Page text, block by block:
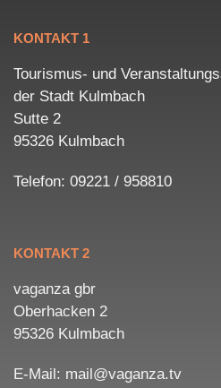
KONTAKT 1
Tourismus- und
der Stadt Kulmbach
Sutte 2
95326 Kulmbach
Telefon: 09221 / 958810
KONTAKT 2
vaganza gbr
Oberhacken 2
95326 Kulmbach
E-Mail: mail@vaganza.tv